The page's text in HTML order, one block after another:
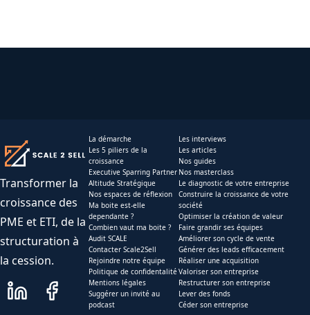
Transformer la
croissance des
PME et ETI, de la
structuration à
la cession.
La démarche
Les 5 piliers de la
croissance
Executive Sparring Partner
Altitude Stratégique
Nos espaces de réflexion
Ma boite est-elle
dependante ?
Combien vaut ma boite ?
Audit SCALE
Contacter Scale2Sell
Rejoindre notre équipe
Politique de confidentalité
Mentions légales
Suggérer un invité au
podcast
Les interviews
Les articles
Nos guides
Nos masterclass
Le diagnostic de votre entreprise
Construire la croissance de votre
société
Optimiser la création de valeur
Faire grandir ses équipes
Améliorer son cycle de vente
Générer des leads efficacement
Réaliser une acquisition
Valoriser son entreprise
Restructurer son entreprise
Lever des fonds
Céder son entreprise